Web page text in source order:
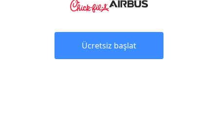
Ücretsiz başlat